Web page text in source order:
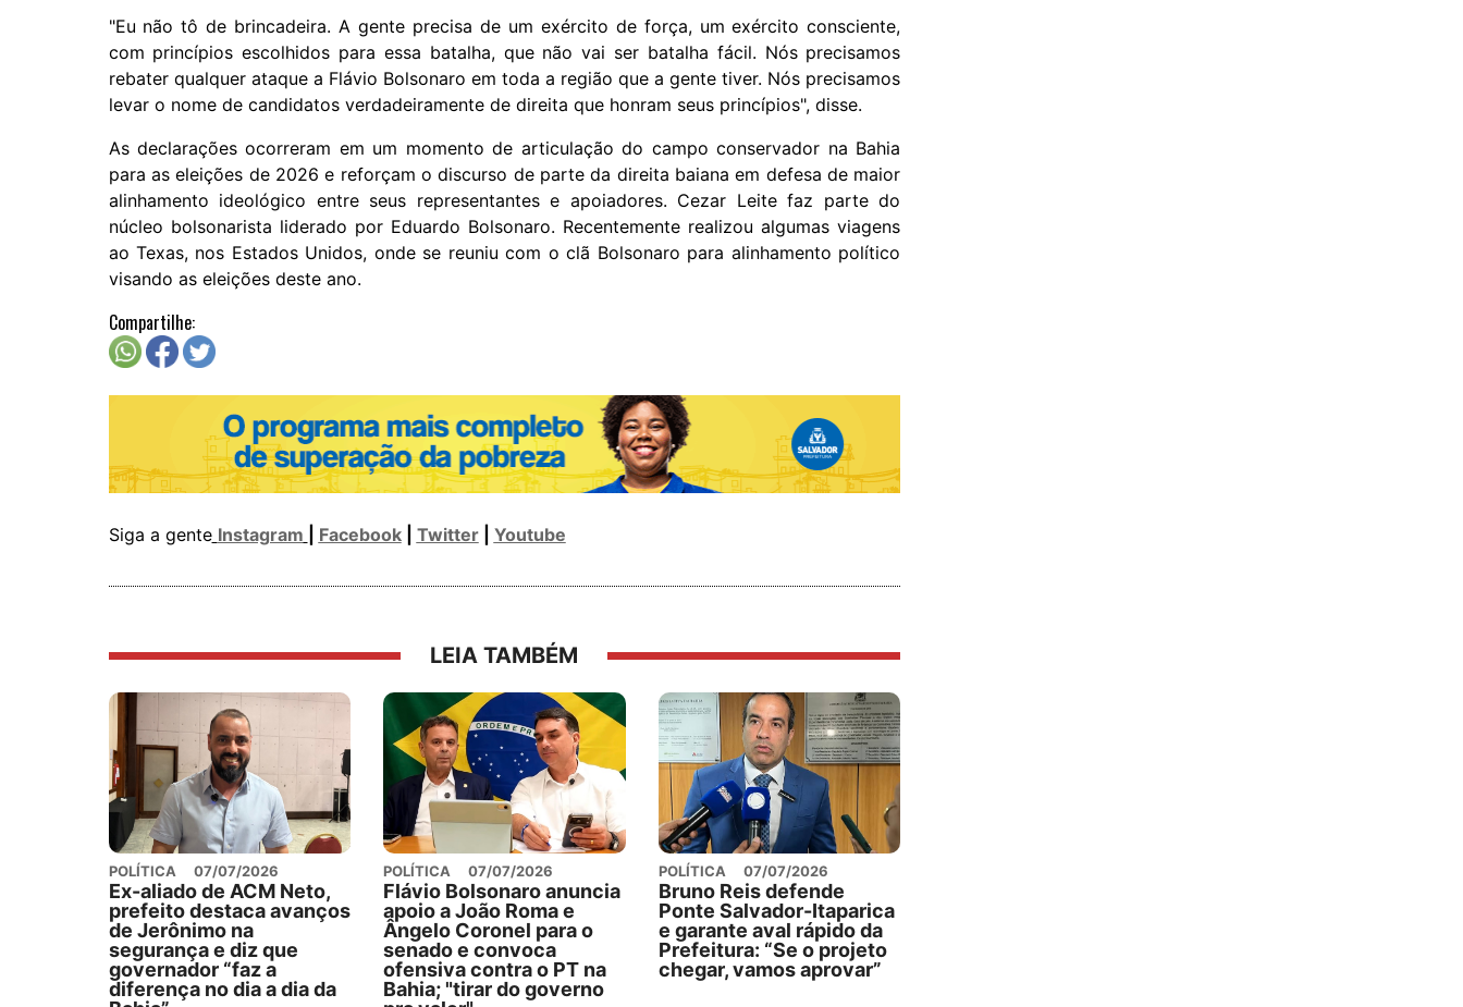
"Eu não tô de brincadeira. A gente precisa de um exército de força, um exército consciente,
com princípios escolhidos para essa batalha, que não vai ser batalha fácil. Nós precisamos
rebater qualquer ataque a Flávio Bolsonaro em toda a região que a gente tiver. Nós precisamos
levar o nome de candidatos verdadeiramente de direita que honram seus princípios", disse.
As declarações ocorreram em um momento de articulação do campo conservador na Bahia
para as eleições de 2026 e reforçam o discurso de parte da direita baiana em defesa de maior
alinhamento ideológico entre seus representantes e apoiadores. Cezar Leite faz parte do
núcleo bolsonarista liderado por Eduardo Bolsonaro. Recentemente realizou algumas viagens
ao Texas, nos Estados Unidos, onde se reuniu com o clã Bolsonaro para alinhamento político
visando as eleições deste ano.
Compartilhe:
Siga a gente Instagram Facebook| Twitter| Youtube
LEIA TAMBÉM
POLÍTICA 07/07/2026
Ex-aliado de ACM Neto,
prefeito destaca avanços
de Jerônimo na
segurança e diz que
governador “faz a
diferença no dia a dia da
POLÍTICA 07/07/2026
Flávio Bolsonaro anuncia
apoio a João Roma e
Ângelo Coronel para o
senado e convoca
ofensiva contra o PT na
Bahia; "tirar do governo
POLÍTICA 07/07/2026
Bruno Reis defende
Ponte Salvador-Itaparica
e garante aval rápido da
Prefeitura: “Se o projeto
chegar, vamos aprovar”